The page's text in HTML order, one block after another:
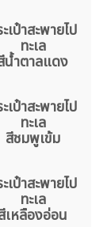
เป๋าสะพายไป
ทะเล
น้ำตาลแดง
เป๋าสะพายไป
ทะเล
สีชมพูเข้ม
เป๋าสะพายไป
ทะเล
เหลืองอ่อน